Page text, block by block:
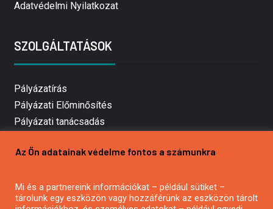
Adatvédelmi Nyilatkozat
SZOLGÁLTATÁSOK
Pályázatírás
Pályázati Előminősítés
Pályázati tanácsadás
Mezőgazdasági pályázatírás
Pályázatírás civil szervezeteknek
Pályázatírás önkormányzatoknak
Az Ön adatainak védelme fontos a számunkra
Mi és a partnereink információkat – például sütiket –
tárolunk egy eszközön vagy hozzáférünk az eszközön tárolt